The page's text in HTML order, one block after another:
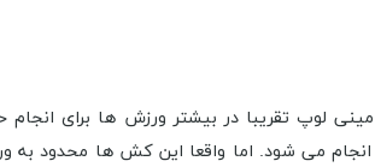
لوپ تقریبا در بیشتر ورزش ها برای
می شود. اما واقعا این کش ها محدود